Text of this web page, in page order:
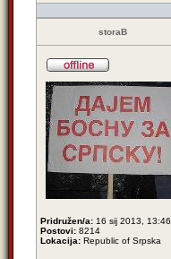
storaB
Pridružen/a: 16 sij 2013, 13:46
Postovi: 8214
Lokacija: Republic of Srpska